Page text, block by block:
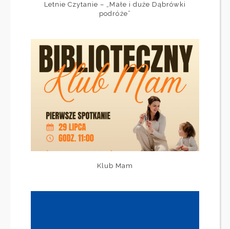
Letnie Czytanie – „Małe i duże Dąbrówki
podróże”
Klub Mam